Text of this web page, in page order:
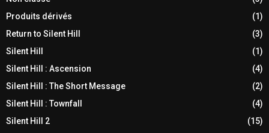
Produits dérivés
(1)
Return to Silent Hill
(3)
Silent Hill
(1)
Silent Hill : Ascension
(4)
Silent Hill : The Short Message
(2)
Silent Hill : Townfall
(4)
Silent Hill 2
(15)